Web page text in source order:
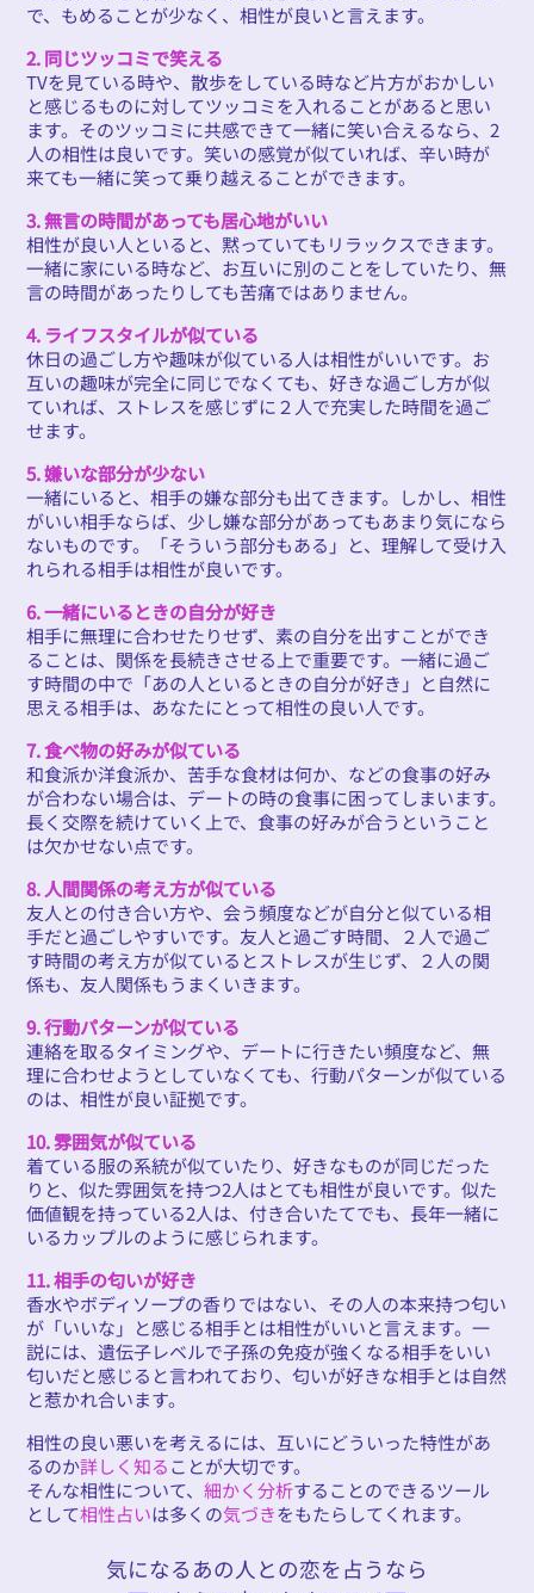
で、もめることが少なく、相性が良いと言えます。
2. 同じツッコミで笑える
TVを見ている時や、散歩をしている時など片方がおかしい
と感じるものに対してツッコミを入れることがあると思い
ます。そのツッコミに共感できて一緒に笑い合えるなら、2
人の相性は良いです。笑いの感覚が似ていれば、辛い時が
来ても一緒に笑って乗り越えることができます。
3. 無言の時間があっても居心地がいい
相性が良い人といると、黙っていてもリラックスできます。
一緒に家にいる時など、お互いに別のことをしていたり、無
言の時間があったりしても苦痛ではありません。
4. ライフスタイルが似ている
休日の過ごし方や趣味が似ている人は相性がいいです。お
互いの趣味が完全に同じでなくても、好きな過ごし方が似
ていれば、ストレスを感じずに２人で充実した時間を過ご
せます。
5. 嫌いな部分が少ない
一緒にいると、相手の嫌な部分も出てきます。しかし、相性
がいい相手ならば、少し嫌な部分があってもあまり気になら
ないものです。「そういう部分もある」と、理解して受け入
れられる相手は相性が良いです。
6. 一緒にいるときの自分が好き
相手に無理に合わせたりせず、素の自分を出すことができ
ることは、関係を長続きさせる上で重要です。一緒に過ご
す時間の中で「あの人といるときの自分が好き」と自然に
思える相手は、あなたにとって相性の良い人です。
7. 食べ物の好みが似ている
和食派か洋食派か、苦手な食材は何か、などの食事の好み
が合わない場合は、デートの時の食事に困ってしまいます。
長く交際を続けていく上で、食事の好みが合うということ
は欠かせない点です。
8. 人間関係の考え方が似ている
友人との付き合い方や、会う頻度などが自分と似ている相
手だと過ごしやすいです。友人と過ごす時間、２人で過ご
す時間の考え方が似ているとストレスが生じず、２人の関
係も、友人関係もうまくいきます。
9. 行動パターンが似ている
連絡を取るタイミングや、デートに行きたい頻度など、無
理に合わせようとしていなくても、行動パターンが似ている
のは、相性が良い証拠です。
10. 雰囲気が似ている
着ている服の系統が似ていたり、好きなものが同じだった
りと、似た雰囲気を持つ2人はとても相性が良いです。似た
価値観を持っている2人は、付き合いたてでも、長年一緒に
いるカップルのように感じられます。
11. 相手の匂いが好き
香水やボディソープの香りではない、その人の本来持つ匂い
が「いいな」と感じる相手とは相性がいいと言えます。一
説には、遺伝子レベルで子孫の免疫が強くなる相手をいい
匂いだと感じると言われており、匂いが好きな相手とは自然
と惹かれ合います。
相性の良い悪いを考えるには、互いにどういった特性があ
るのか詳しく知ることが大切です。
そんな相性について、細かく分析することのできるツール
として相性占いは多くの気づきをもたらしてくれます。
気になるあの人との恋を占うなら